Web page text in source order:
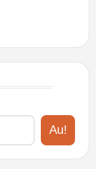
Au!